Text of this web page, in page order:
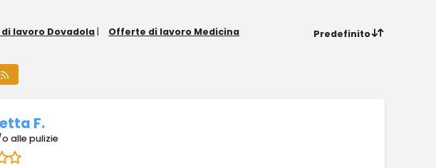
lavoro Dovadola |
Offerte di lavoro Medicina
Predefinito
F.
alle pulizie